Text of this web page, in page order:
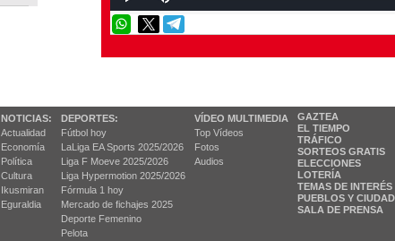
NOTICIAS:
Actualidad
Economía
Política
Cultura
Ikusmiran
Eguraldia
DEPORTES:
Fútbol hoy
LaLiga EA Sports 2025/2026
Liga F Moeve 2025/2026
Liga Hypermotion 2025/2026
Fórmula 1 hoy
Mercado de fichajes 2025
Deporte Femenino
Pelota
VÍDEO MULTIMEDIA
Top Vídeos
Fotos
Audios
GAZTEA
EL TIEMPO
TRÁFICO
SORTEOS GRATIS
ELECCIONES
LOTERÍA
TEMAS DE INTERÉS
PUEBLOS Y
SALA DE PRENSA